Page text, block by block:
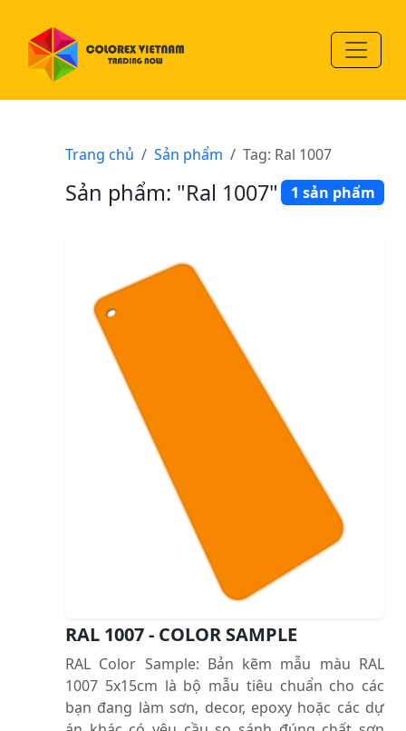
Trang chủ Sản phẩm Tag: Ral 1007
Sản phẩm: "Ral 1007" 1 sản phẩm
RAL 1007 - COLOR SAMPLE
RAL Color Sample: Bản kẽm mẫu màu RAL
1007 5x15cm là bộ mẫu tiêu chuẩn cho các
bạn đang làm sơn, decor, epoxy hoặc các dự